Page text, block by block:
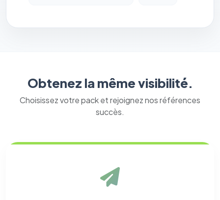
Obtenez la même visibilité.
Choisissez votre pack et rejoignez nos références
succès.
TOUJOURS ACTIF